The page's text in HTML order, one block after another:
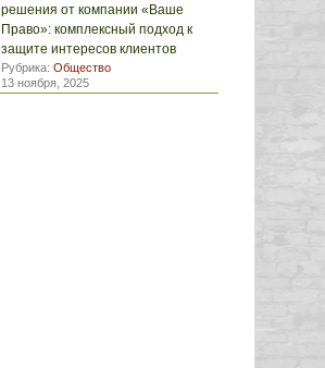
решения от компании «Ваше
Право»: комплексный подход к
защите интересов клиентов
Рубрика: Общество
13 ноября, 2025